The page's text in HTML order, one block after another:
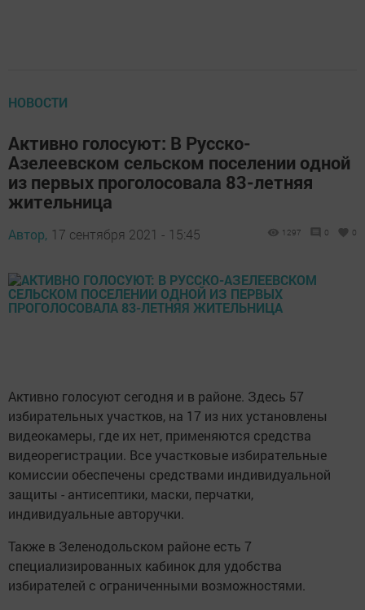
НОВОСТИ
Активно голосуют: В Русско-
Азелеевском сельском поселении одной
из первых проголосовала 83-летняя
жительница
Автор, 17 сентября 2021 - 15:45 1297 0 0
Активно голосуют сегодня и в районе. Здесь 57
избирательных участков, на 17 из них установлены
видеокамеры, где их нет, применяются средства
видеорегистрации. Все участковые избирательные
комиссии обеспечены средствами индивидуальной
защиты - антисептики, маски, перчатки,
индивидуальные авторучки.
Также в Зеленодольском районе есть 7
специализированных кабинок для удобства
избирателей с ограниченными возможностями.